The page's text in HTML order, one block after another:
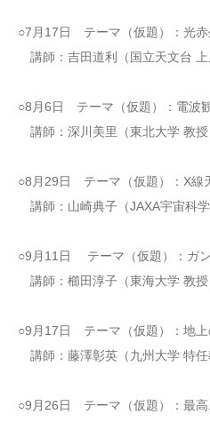
○7月17日 テーマ（仮題）：光赤
講師：吉田道利（国立天文台 上
○8月6日 テーマ（仮題）：電波
講師：深川美里（東北大学 教授
○8月29日 テーマ（仮題）：X線
講師：山崎典子（JAXA宇宙科学
○9月11日 テーマ（仮題）：ガ
講師：櫛田淳子（東海大学 教授
○9月17日 テーマ（仮題）：地上
講師：藤澤彰英（九州大学 特任
○9月26日 テーマ（仮題）：最高